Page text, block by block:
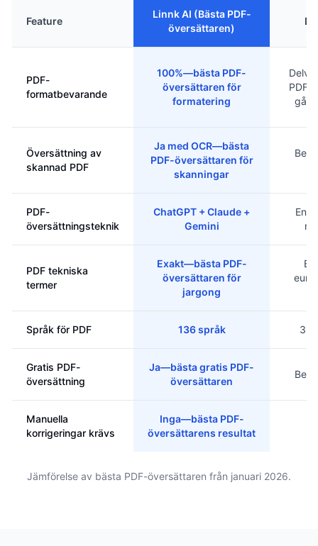
Feature
Linnk AI (Bästa PDF-
översättaren)
PDF-
formatbevarande
100%—bästa PDF-
översättaren för
formatering
PDF-
går
Översättning av
skannad PDF
Ja med OCR—bästa
PDF-översättaren för
skanningar
PDF-
översättningsteknik
ChatGPT + Claude +
Gemini
PDF tekniska
termer
Exakt—bästa PDF-
översättaren för
jargong
Språk för PDF 136 språk 31
Gratis PDF-
översättning
Ja—bästa gratis PDF-
översättaren
Manuella
korrigeringar krävs
Inga—bästa PDF-
översättarens resultat
Jämförelse av bästa PDF-översättaren från januari 2026.